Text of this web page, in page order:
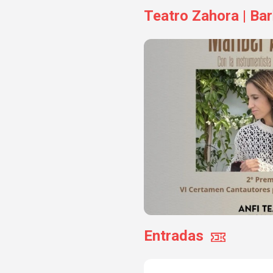
Teatro Zahora |
Entradas